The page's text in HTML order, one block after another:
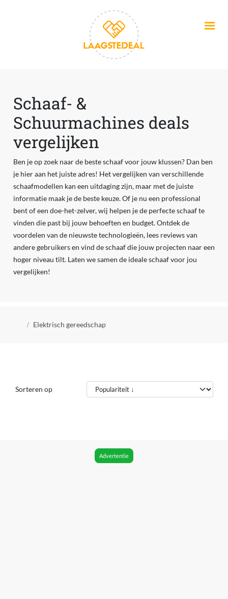
Schaaf- &
Schuurmachines deals
vergelijken
Ben je op zoek naar de beste schaaf voor jouw klussen? Dan ben
je hier aan het juiste adres! Het vergelijken van verschillende
schaafmodellen kan een uitdaging zijn, maar met de juiste
informatie maak je de beste keuze. Of je nu een professional
bent of een doe-het-zelver, wij helpen je de perfecte schaaf te
vinden die past bij jouw behoeften en budget. Ontdek de
voordelen van de nieuwste technologieën, lees reviews van
andere gebruikers en vind de schaaf die jouw projecten naar een
hoger niveau tilt. Laten we samen de ideale schaaf voor jou
vergelijken!
Kruimelpad
Elektrisch gereedschap
Sorteren op
Advertentie